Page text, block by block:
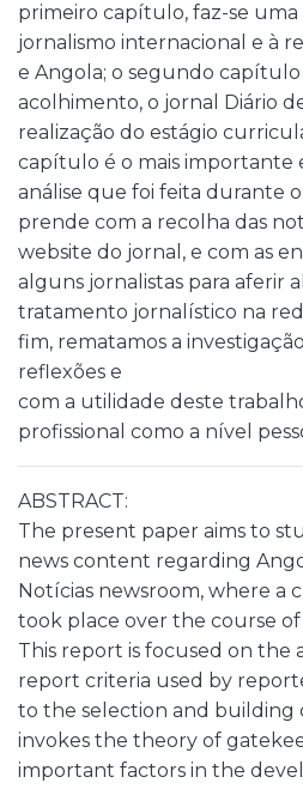
primeiro capítulo, faz-se
jornalismo internacional e à
e Angola; o segundo
acolhimento, o jornal Diário
realização do estágio
capítulo é o mais importante
análise que foi feita durante
prende com a recolha das
website do jornal, e com as
alguns jornalistas para aferir
tratamento jornalístico na
fim, rematamos a
reflexões e
com a utilidade deste
profissional como a nível
ABSTRACT:
The present paper aims to
news content regarding
Notícias newsroom, where a
took place over the course
This report is focused on the
report criteria used by
to the selection and building
invokes the theory of
important factors in the